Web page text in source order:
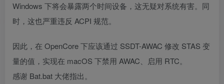
Windows 下将会暴露两个时间设备，这无疑对系统有害。同
时，这也严重违反 ACPI 规范。
因此，在 OpenCore 下应该通过 SSDT-AWAC 修改 STAS 变
量的值，实现在 macOS 下禁用 AWAC、启用 RTC。
感谢 Bat.bat 大佬指出。